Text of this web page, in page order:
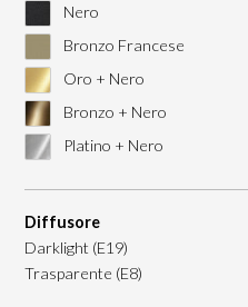
Nero
Bronzo Francese
Oro + Nero
Bronzo + Nero
Platino + Nero
Diffusore
Darklight (E19)
Trasparente (E8)